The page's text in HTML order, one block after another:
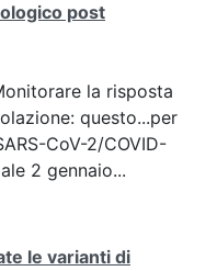
post
la risposta
questo...per
CoV-2/COVID-
2 gennaio...
le varianti di